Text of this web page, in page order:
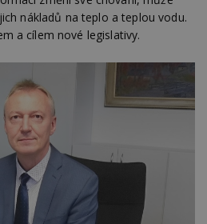
nákladů na teplo a teplou vodu.
a cílem nové legislativy.